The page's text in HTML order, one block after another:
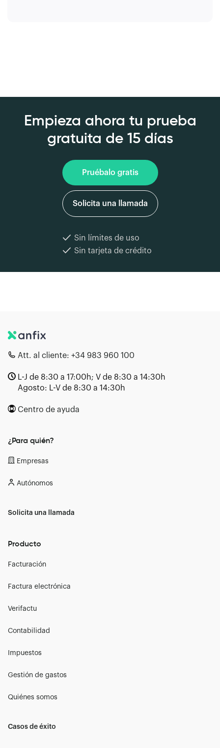
Empieza ahora tu prueba
gratuita de 15 días
Pruébalo gratis
Solicita una llamada
Sin límites de uso
Sin tarjeta de crédito
Att. al cliente: +34 983 960 100
L-J de 8:30 a 17:00h; V de 8:30 a 14:30h
Agosto: L-V de 8:30 a 14:30h
Centro de ayuda
¿Para quién?
Empresas
Autónomos
Solicita una llamada
Producto
Facturación
Factura electrónica
Verifactu
Contabilidad
Impuestos
Gestión de gastos
Quiénes somos
Casos de éxito